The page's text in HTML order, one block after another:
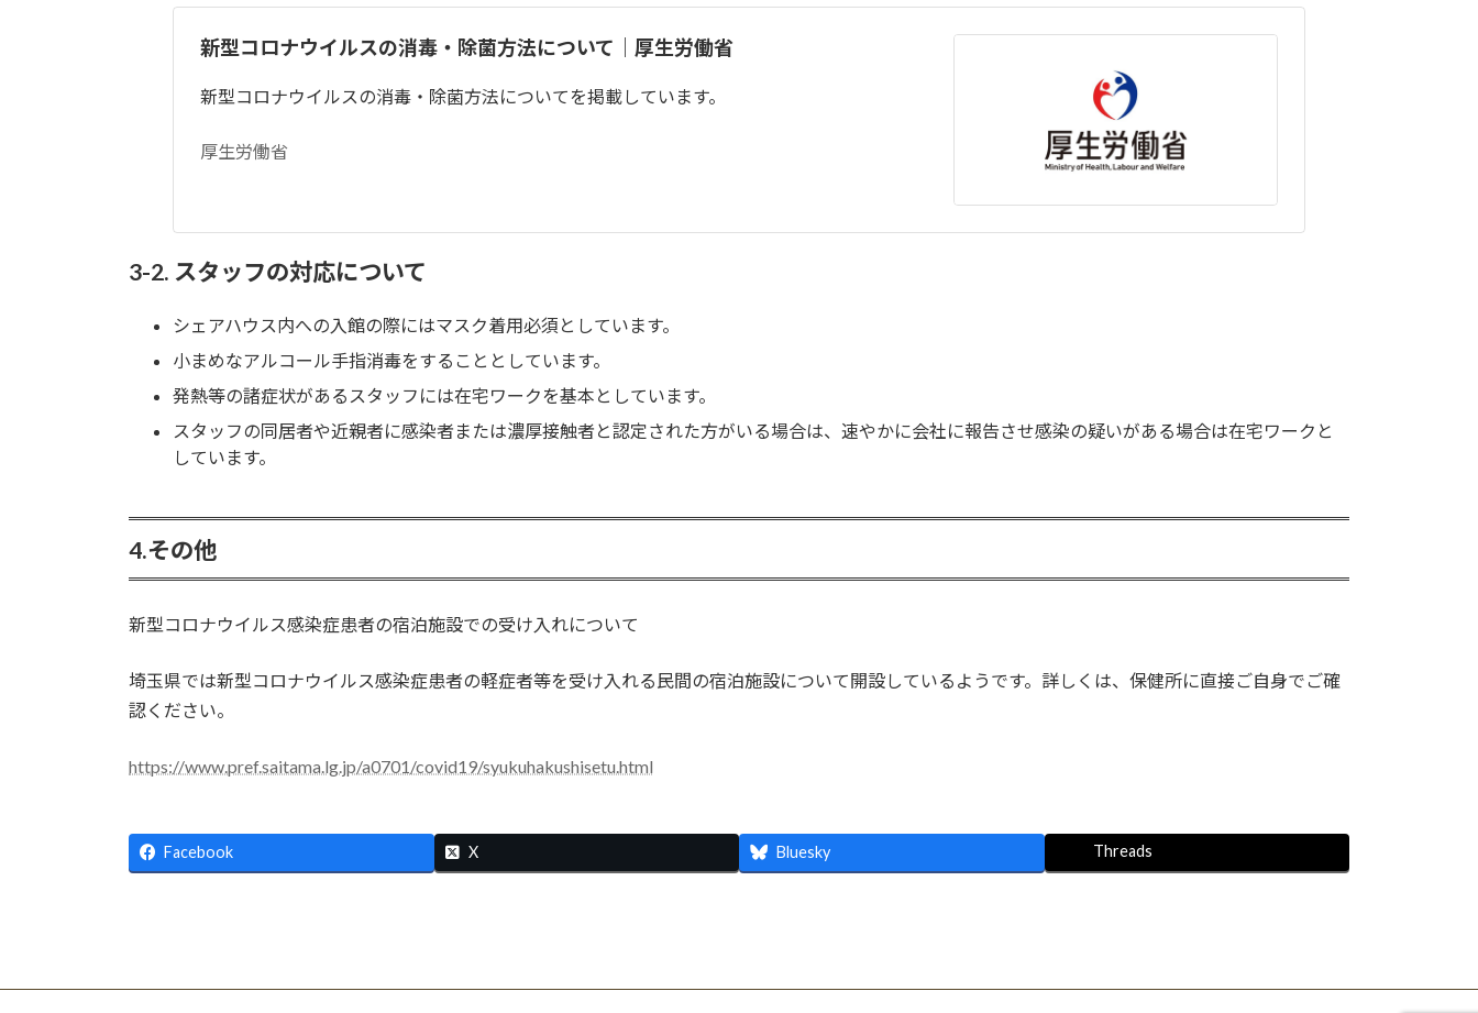
新型コロナウイルスの消毒・除菌方法について｜厚生労働省
新型コロナウイルスの消毒・除菌方法についてを掲載しています。
厚生労働省
3-2. スタッフの対応について
シェアハウス内への入館の際にはマスク着用必須としています。
小まめなアルコール手指消毒をすることとしています。
発熱等の諸症状があるスタッフには在宅ワークを基本としています。
スタッフの同居者や近親者に感染者または濃厚接触者と認定された方がいる場合は、速やかに会社に報告させ感染の疑いがある場合は在宅ワークと
しています。
4.その他
新型コロナウイルス感染症患者の宿泊施設での受け入れについて
埼玉県では新型コロナウイルス感染症患者の軽症者等を受け入れる民間の宿泊施設について開設しているようです。詳しくは、保健所に直接ご自身でご確
認ください。
https://www.pref.saitama.lg.jp/a0701/covid19/syukuhakushisetu.html
Facebook X Bluesky Threads